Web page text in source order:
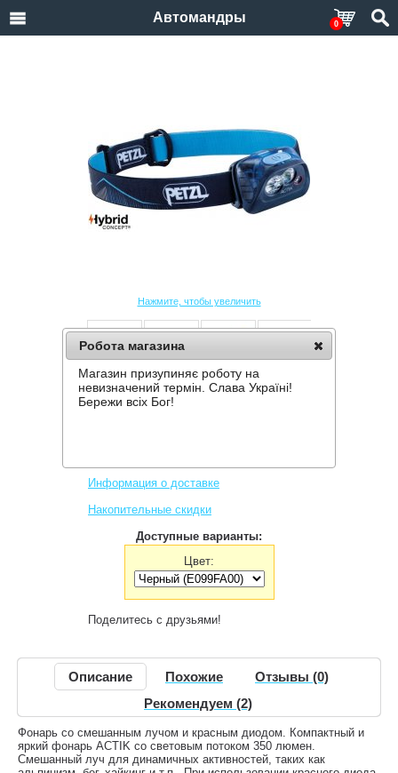
Автомандры 0
Нажмите, чтобы увеличить
НАЛОБНЫЙ ФОНАРЬ PETZL ACTIK
Информация о доставке
Накопительные скидки
Доступные варианты:
Цвет:
Поделитесь с друзьями!
Описание Похожие
Отзывы (0)
Рекомендуем (2)
Фонарь со смешанным лучом и красным диодом. Компактный и
яркий фонарь ACTIK со световым потоком 350 люмен.
Смешанный луч для динамичных активностей, таких как
Робота магазина
Магазин призупиняє роботу на
невизначений термін. Слава Україні!
Бережи всіх Бог!